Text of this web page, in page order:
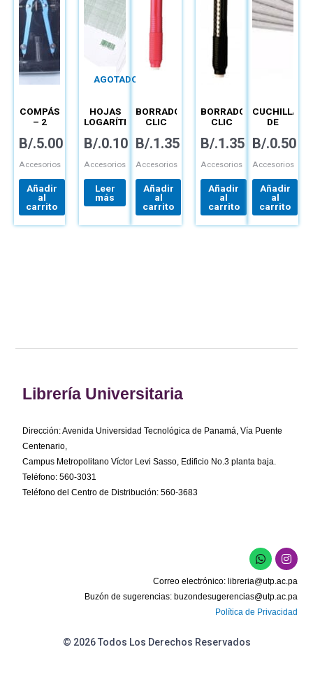
COMPÁS
– 2
B/.5.00
Accesorios
Añadir
al
carrito
AGOTADO
HOJAS
LOGARÍTMICAS
TÉCNICAS
B/.0.10
Accesorios
Leer
más
BORRADOR
CLIC
– ZE-22
B/.1.35
Accesorios
Añadir
al
carrito
BORRADOR
CLIC
– ZE-22
B/.1.35
Accesorios
Añadir
al
carrito
CUCHILLA
DE
PARA
–
B/.0.50
Accesorios
Añadir
al
carrito
Librería Universitaria
Dirección: Avenida Universidad Tecnológica de Panamá, Vía Puente
Centenario,
Campus Metropolitano Víctor Levi Sasso, Edificio No.3 planta baja.
Teléfono: 560-3031
Teléfono del Centro de Distribución: 560-3683
W
h
a
t
s
a
p
I
n
s
t
a
g
r
Correo electrónico: libreria@utp.ac.pa
Buzón de sugerencias: buzondesugerencias@utp.ac.pa
Política de Privacidad
© 2026 Todos Los Derechos Reservados